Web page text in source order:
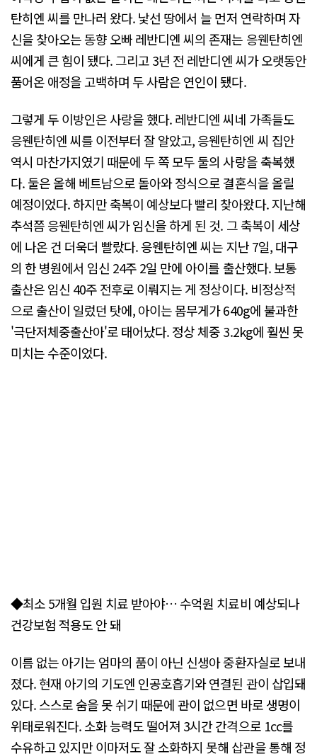
탄히엔 씨를 만나러 왔다. 낯선 땅에서 늘 먼저 연락하며 자
신을 찾아오는 동향 오빠 레반디엔 씨의 존재는 응웬탄히엔
씨에게 큰 힘이 됐다. 그리고 3년 전 레반디엔 씨가 오랫동안
품어온 애정을 고백하며 두 사람은 연인이 됐다.
그렇게 두 이방인은 사랑을 했다. 레반디엔 씨네 가족들도
응웬탄히엔 씨를 이전부터 잘 알았고, 응웬탄히엔 씨 집안
역시 마찬가지였기 때문에 두 쪽 모두 둘의 사랑을 축복했
다. 둘은 올해 베트남으로 돌아와 정식으로 결혼식을 올릴
예정이었다. 하지만 축복이 예상보다 빨리 찾아왔다. 지난해
추석쯤 응웬탄히엔 씨가 임신을 하게 된 것. 그 축복이 세상
에 나온 건 더욱더 빨랐다. 응웬탄히엔 씨는 지난 7일, 대구
의 한 병원에서 임신 24주 2일 만에 아이를 출산했다. 보통
출산은 임신 40주 전후로 이뤄지는 게 정상이다. 비정상적
으로 출산이 일렀던 탓에, 아이는 몸무게가 640g에 불과한
'극단저체중출산아'로 태어났다. 정상 체중 3.2kg에 훨씬 못
미치는 수준이었다.
◆최소 5개월 입원 치료 받아야… 수억원 치료비 예상되나
건강보험 적용도 안 돼
이름 없는 아기는 엄마의 품이 아닌 신생아 중환자실로 보내
졌다. 현재 아기의 기도엔 인공호흡기와 연결된 관이 삽입돼
있다. 스스로 숨을 못 쉬기 때문에 관이 없으면 바로 생명이
위태로워진다. 소화 능력도 떨어져 3시간 간격으로 1cc를
수유하고 있지만 이마저도 잘 소화하지 못해 삽관을 통해 정